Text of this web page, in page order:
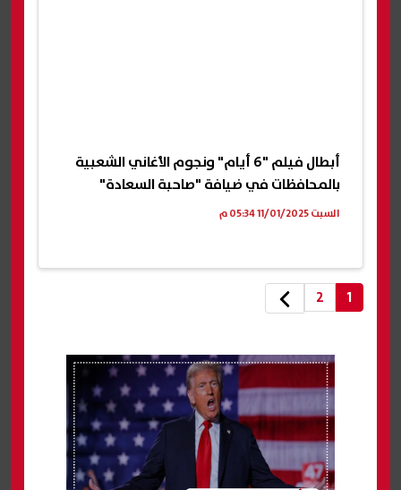
أبطال فيلم "6 أيام" ونجوم الأغاني الشعبية
بالمحافظات في ضيافة "صاحبة السعادة"
السبت 11/01/2025 05:34 م
1
2